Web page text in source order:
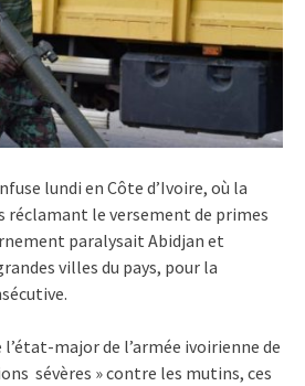
lundi en Côte d’Ivoire, où la
le versement de primes
paralysait Abidjan et
villes du pays, pour la
l’état-major de l’armée ivoirienne de
sévères » contre les mutins, ces